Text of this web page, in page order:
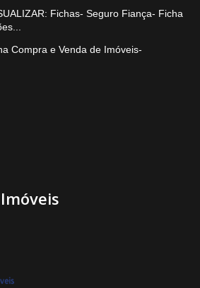
Fichas- Seguro Fiança- Ficha
Compra e Venda de Imóveis-